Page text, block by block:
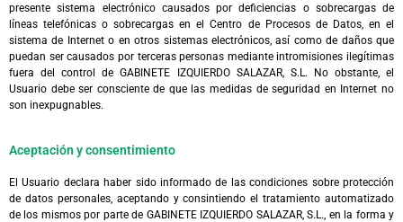
presente sistema electrónico causados por deficiencias o sobrecargas de
líneas telefónicas o sobrecargas en el Centro de Procesos de Datos, en el
sistema de Internet o en otros sistemas electrónicos, así como de daños que
puedan ser causados por terceras personas mediante intromisiones ilegítimas
fuera del control de GABINETE IZQUIERDO SALAZAR, S.L. No obstante, el
Usuario debe ser consciente de que las medidas de seguridad en Internet no
son inexpugnables.
Aceptación y consentimiento
El Usuario declara haber sido informado de las condiciones sobre protección
de datos personales, aceptando y consintiendo el tratamiento automatizado
de los mismos por parte de GABINETE IZQUIERDO SALAZAR, S.L., en la forma y